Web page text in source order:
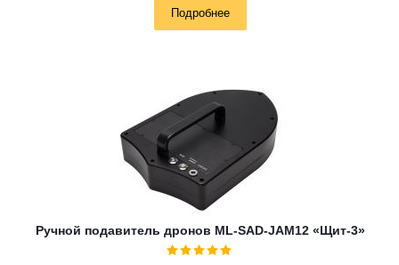
Подробнее
Ручной подавитель дронов ML-SAD-JAM12 «Щит-3»